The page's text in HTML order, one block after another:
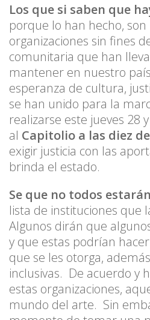
Los que si saben que
porque lo han hecho, son
organizaciones sin fines
comunitaria que han
mantener en nuestro
esperanza de cultura,
se han unido para la
realizarse este jueves 28
al Capitolio a las diez
exigir justicia con las
brinda el estado.
Se que no todos
lista de instituciones que
Algunos dirán que
y que estas podrían
que se les otorga,
inclusivas. De acuerdo y
estas organizaciones,
mundo del arte. Sin